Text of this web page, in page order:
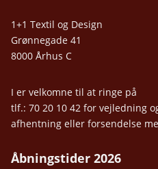
1+1 Textil og Design
Grønnegade 41
8000 Århus C
I er velkomne til at ringe på
tlf.: 70 20 10 42 for vejledning
afhentning eller forsendelse
Åbningstider 2026